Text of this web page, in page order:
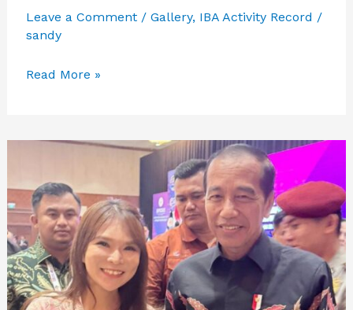
Leave a Comment / Gallery, IBA Activity Record /
sandy
IBA
BERTUGAS
GUBERBUR,
WALIKOTA
DAN
BUPATI
INDONESIA
PERIODE
Read More »